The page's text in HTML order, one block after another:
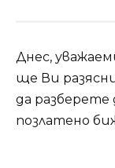
Днес,
ще Ви
да разберете
позлатено